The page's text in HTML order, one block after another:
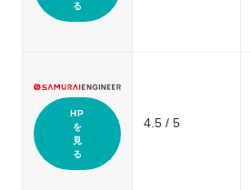
る
HP
を
見
る
4.5 / 5